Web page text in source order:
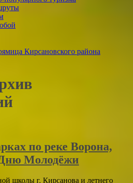
Кирсановского района
по реке Ворона,
Молодёжи
школы г. Кирсанова и летнего